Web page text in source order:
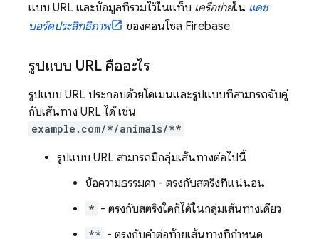
แบบ URL และข้อมูลที่รวมไว้ในแท็บ เครือข่ายใน แดช
บอร์ดประสิทธิภาพ
ของคอนโซล Firebase
รูปแบบ URL คืออะไร
รูปแบบ URL ประกอบด้วยโดเมนและรูปแบบที่สามารถจับคู่
กับเส้นทาง URL ได้ เช่น
example.com/*/animals/**
รูปแบบ URL สามารถมีกลุ่มเส้นทางต่อไปนี้
ข้อความธรรมดา - ตรงกับสตริงที่แน่นอน
* - ตรงกับสตริงใดก็ได้ในกลุ่มเส้นทางเดียว
** - ตรงกับคำต่อท้ายเส้นทางที่กำหนด